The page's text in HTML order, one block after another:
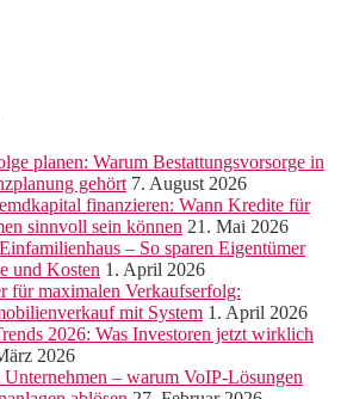
planen: Warum Bestattungsvorsorge in
gehört 7. August 2026
finanzieren: Wann Kredite für
sinnvoll sein können 21. Mai 2026
– So sparen Eigentümer
und Kosten 1. April 2026
für maximalen Verkaufserfolg:
mit System 1. April 2026
2026: Was Investoren jetzt wirklich
2026
– warum VoIP-Lösungen